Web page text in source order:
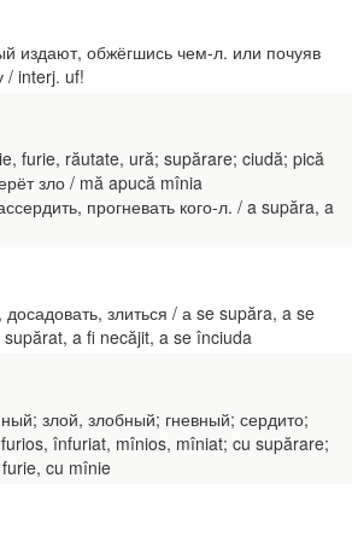
издают, обжёгшись чем-л. или почуяв
/ interj. uf!
furie, răutate, ură; supărare; ciudă; pică
зло / mă apucă mînia
прогневать кого-л. / a supăra, a
досадовать, злиться / а se supăra, a se
a fi necăjit, a se înciuda
злой, злобный; гневный; сердито;
înfuriat, mînios, mîniat; cu supărare;
cu mînie